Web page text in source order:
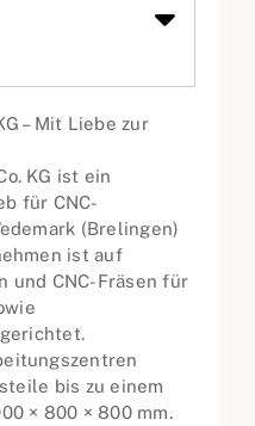
– Mit Liebe zur
KG ist ein
für CNC-
(Brelingen)
ist auf
und CNC-Fräsen für
bis zu einem
× 800 × 800 mm.